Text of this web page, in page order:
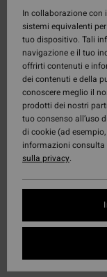
In collaborazione con
sistemi equivalenti
tuo dispositivo. Tali
navigazione e il tuo
offrirti contenuti e
dei contenuti e della
conoscere meglio il
prodotti dei nostri
tuo consenso all’uso
di cookie (ad
informazioni consulta
sulla privacy.